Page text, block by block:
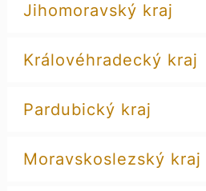
Jihomoravský kraj
Královéhradecký kraj
Pardubický kraj
Moravskoslezský kraj